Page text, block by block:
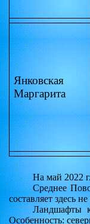
Янковская
Маргарита
На май 2022
Среднее
составляет здесь
Ландшафты
Особенность: